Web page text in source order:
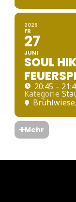
2025
FR
27
JUNI
SOUL
20:45 –
Kategorie
Brühlwiese
Mehr